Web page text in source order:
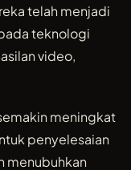
telah menjadi
teknologi
video,
meningkat
penyelesaian
menubuhkan